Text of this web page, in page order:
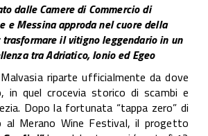
dalle Camere di Commercio di
e Messina approda nel cuore della
trasformare il vitigno leggendario in un
tra Adriatico, Ionio ed Egeo
riparte ufficialmente da dove
in quel crocevia storico di scambi e
Dopo la fortunata “tappa zero” di
al Merano Wine Festival, il progetto